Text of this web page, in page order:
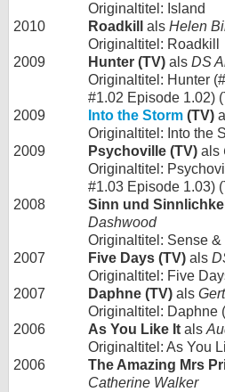
Originaltitel: Island
2010
Roadkill als Helen
Originaltitel: Roadkill
2009
Hunter (TV) als DS
Originaltitel: Hunter
#1.02 Episode 1.02)
2009
Into the Storm (TV)
Originaltitel: Into the
2009
Psychoville (TV) als
Originaltitel:
#1.03 Episode 1.03)
2008
Sinn und
Dashwood
Originaltitel: Sense
2007
Five Days (TV) als
Originaltitel: Five
2007
Daphne (TV) als
Originaltitel: Daphne
2006
As You Like It als
Originaltitel: As You
2006
The Amazing Mrs
Catherine Walker